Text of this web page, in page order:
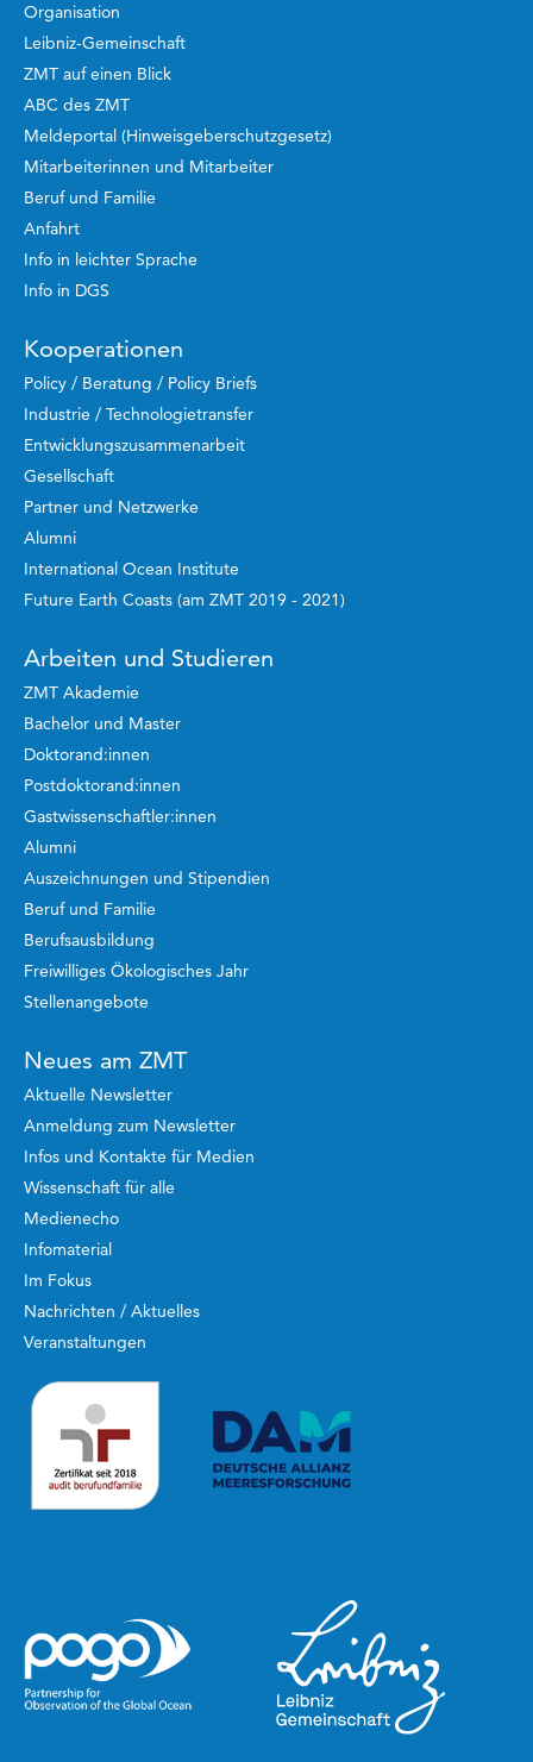
Organisation
Leibniz-Gemeinschaft
ZMT auf einen Blick
ABC des ZMT
Meldeportal (Hinweisgeberschutzgesetz)
Mitarbeiterinnen und Mitarbeiter
Beruf und Familie
Anfahrt
Info in leichter Sprache
Info in DGS
Kooperationen
Policy / Beratung / Policy Briefs
Industrie / Technologietransfer
Entwicklungszusammenarbeit
Gesellschaft
Partner und Netzwerke
Alumni
International Ocean Institute
Future Earth Coasts (am ZMT 2019 - 2021)
Arbeiten und Studieren
ZMT Akademie
Bachelor und Master
Doktorand:innen
Postdoktorand:innen
Gastwissenschaftler:innen
Alumni
Auszeichnungen und Stipendien
Beruf und Familie
Berufsausbildung
Freiwilliges Ökologisches Jahr
Stellenangebote
Neues am ZMT
Aktuelle Newsletter
Anmeldung zum Newsletter
Infos und Kontakte für Medien
Wissenschaft für alle
Medienecho
Infomaterial
Im Fokus
Nachrichten / Aktuelles
Veranstaltungen